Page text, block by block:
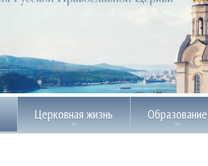
Церковная жизнь Образование